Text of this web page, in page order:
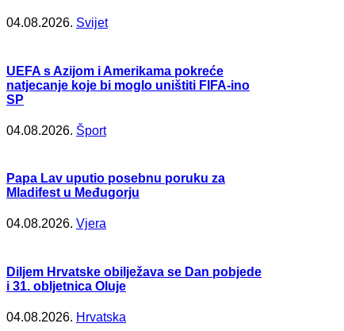
04.08.2026. Svijet
UEFA s Azijom i Amerikama pokreće
natjecanje koje bi moglo uništiti FIFA-ino
SP
04.08.2026. Šport
Papa Lav uputio posebnu poruku za
Mladifest u Međugorju
04.08.2026. Vjera
Diljem Hrvatske obilježava se Dan pobjede
i 31. obljetnica Oluje
04.08.2026. Hrvatska